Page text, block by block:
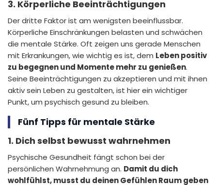
3. Körperliche Beeinträchtigungen
Der dritte Faktor ist am wenigsten beeinflussbar.
Körperliche Einschränkungen belasten und schwächen
die mentale Stärke. Oft zeigen uns gerade Menschen
mit Erkrankungen, wie wichtig es ist, dem Leben positiv
zu begegnen und Momente mehr zu genießen.
Seine Beeinträchtigungen zu akzeptieren und mit ihnen
aktiv sein Leben zu gestalten, ist hier ein wichtiger
Punkt, um psychisch gesund zu bleiben.
Fünf Tipps für mentale Stärke
1. Dich selbst bewusst wahrnehmen
Psychische Gesundheit fängt schon bei der
persönlichen Wahrnehmung an. Damit du dich
wohlfühlst, musst du deinen Gefühlen Raum geben